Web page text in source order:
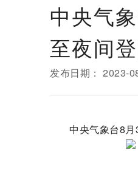
中央气
至夜间
发布日期： 2023-
中央气象台8